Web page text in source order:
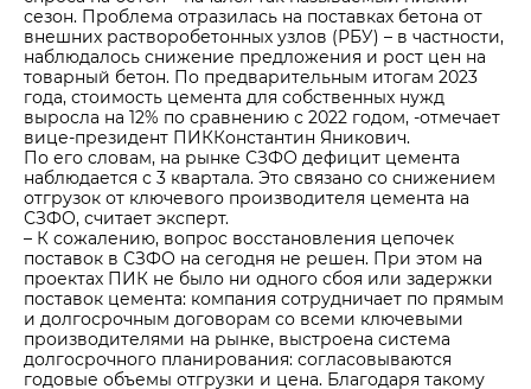
сезон. Проблема отразилась на поставках бетона от
внешних растворобетонных узлов (РБУ) – в частности,
наблюдалось снижение предложения и рост цен на
товарный бетон. По предварительным итогам 2023
года, стоимость цемента для собственных нужд
выросла на 12% по сравнению с 2022 годом, -отмечает
вице-президент ПИККонстантин Яникович.
По его словам, на рынке СЗФО дефицит цемента
наблюдается с 3 квартала. Это связано со снижением
отгрузок от ключевого производителя цемента на
СЗФО, считает эксперт.
– К сожалению, вопрос восстановления цепочек
поставок в СЗФО на сегодня не решен. При этом на
проектах ПИК не было ни одного сбоя или задержки
поставок цемента: компания сотрудничает по прямым
и долгосрочным договорам со всеми ключевыми
производителями на рынке, выстроена система
долгосрочного планирования: согласовываются
годовые объемы отгрузки и цена. Благодаря такому